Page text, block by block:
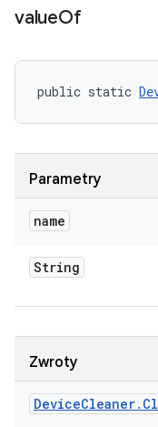
valueOf
public static
Parametry
name
String
Zwroty
DeviceCleaner.